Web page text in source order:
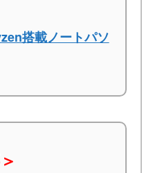
搭載ノートパソ